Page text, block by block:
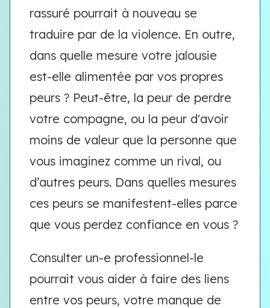
rassuré pourrait à nouveau se
traduire par de la violence. En outre,
dans quelle mesure votre jalousie
est-elle alimentée par vos propres
peurs ? Peut-être, la peur de perdre
votre compagne, ou la peur d'avoir
moins de valeur que la personne que
vous imaginez comme un rival, ou
d’autres peurs. Dans quelles mesures
ces peurs se manifestent-elles parce
que vous perdez confiance en vous ?
Consulter un-e professionnel-le
pourrait vous aider à faire des liens
entre vos peurs, votre manque de